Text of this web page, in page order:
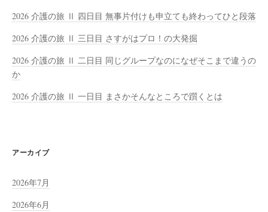
2026 介護の旅 Ⅱ 四日目 無事片付けも申立ても終わってひと段落
2026 介護の旅 Ⅱ 三日目 さすがはプロ！の大発掘
2026 介護の旅 Ⅱ 二日目 同じグループなのになぜそこまで違うの
か
2026 介護の旅 Ⅱ 一日目 まさかそんなところで躓くとは
アーカイブ
2026年7月
2026年6月